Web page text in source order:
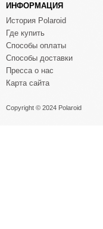
ИНФОРМАЦИЯ
История Polaroid
Где купить
Способы оплаты
Способы доставки
Пресса о нас
Карта сайта
Copyright © 2024 Polaroid